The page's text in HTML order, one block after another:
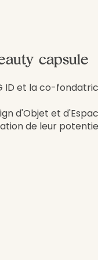
capsule
ID et la co-
d'Objet et
de leur